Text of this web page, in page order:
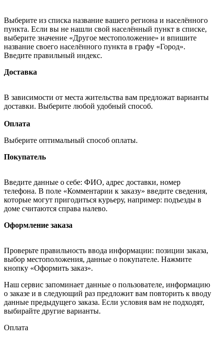
Выберите из списка название вашего региона и населённого
пункта. Если вы не нашли свой населённый пункт в списке,
выберите значение «Другое местоположение» и впишите
название своего населённого пункта в графу «Город».
Введите правильный индекс.
Доставка
В зависимости от места жительства вам предложат варианты
доставки. Выберите любой удобный способ.
Оплата
Выберите оптимальный способ оплаты.
Покупатель
Введите данные о себе: ФИО, адрес доставки, номер
телефона. В поле «Комментарии к заказу» введите сведения,
которые могут пригодиться курьеру, например: подъезды в
доме считаются справа налево.
Оформление заказа
Проверьте правильность ввода информации: позиции заказа,
выбор местоположения, данные о покупателе. Нажмите
кнопку «Оформить заказ».
Наш сервис запоминает данные о пользователе, информацию
о заказе и в следующий раз предложит вам повторить к вводу
данные предыдущего заказа. Если условия вам не подходят,
выбирайте другие варианты.
Оплата